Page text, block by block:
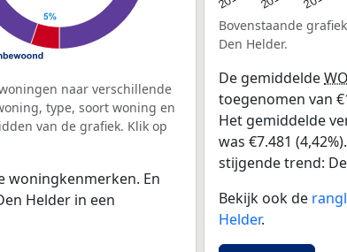
naar verschillende
type, soort woning en
van de grafiek. Klik op
woningkenmerken. En
Helder in een
Bovenstaande
Den Helder.
De gemiddelde
toegenomen van
Het gemiddelde
was €7.481
stijgende trend:
Bekijk ook de
Helder.